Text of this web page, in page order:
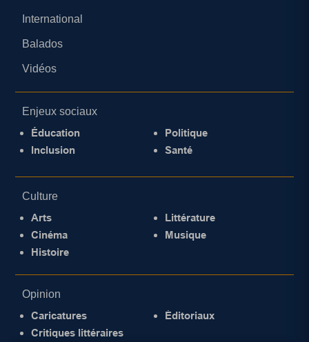
International
Balados
Vidéos
Enjeux sociaux
Éducation
Inclusion
Politique
Santé
Culture
Arts
Cinéma
Histoire
Littérature
Musique
Opinion
Caricatures
Critiques littéraires
Éditoriaux